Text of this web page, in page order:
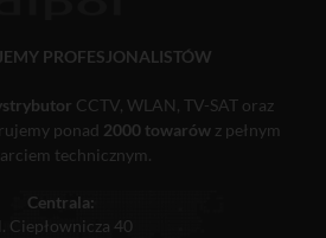
PROFESJONALISTÓW
CCTV, WLAN, TV-SAT oraz
ponad 2000 towarówz pełnym
technicznym.
Centrala:
Ciepłownicza 40